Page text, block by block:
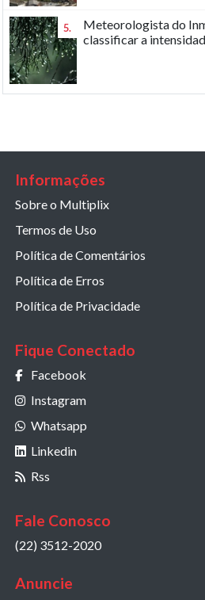
5.
Meteorologista do
classificar a
Informações
Sobre o Multiplix
Termos de Uso
Política de Comentários
Política de Erros
Política de Privacidade
Fique Conectado
Facebook
Instagram
Whatsapp
Linkedin
Rss
Fale Conosco
(22) 3512-2020
Anuncie